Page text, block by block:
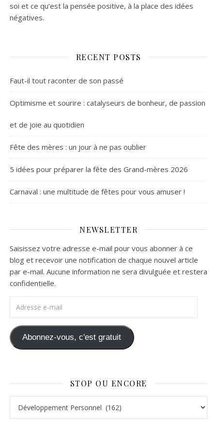
soi et ce qu’est la pensée positive, à la place des idées
négatives.
RECENT POSTS
Faut-il tout raconter de son passé
Optimisme et sourire : catalyseurs de bonheur, de passion
et de joie au quotidien
Fête des mères : un jour à ne pas oublier
5 idées pour préparer la fête des Grand-mères 2026
Carnaval : une multitude de fêtes pour vous amuser !
NEWSLETTER
Saisissez votre adresse e-mail pour vous abonner à ce
blog et recevoir une notification de chaque nouvel article
par e-mail. Aucune information ne sera divulguée et restera
confidentielle.
Abonnez-vous, c'est gratuit
STOP OU ENCORE